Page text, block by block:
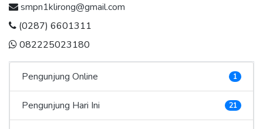
smpn1klirong@gmail.com
(0287) 6601311
082225023180
Pengunjung Online 1
Pengunjung Hari Ini 21